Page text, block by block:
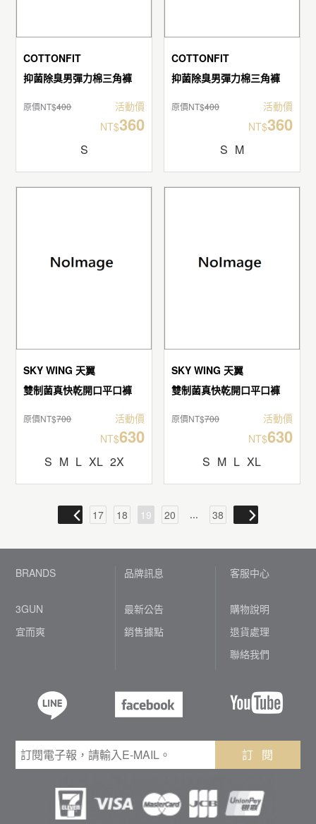
COTTONFIT
抑菌除臭男彈力棉三角褲
原價NT$400
活動價
NT$360
S
COTTONFIT
抑菌除臭男彈力棉三角褲
原價NT$400
活動價
NT$360
S M
SKY WING 天翼
雙制菌真快乾開口平口褲
原價NT$700
活動價
NT$630
S M L XL 2X
SKY WING 天翼
雙制菌真快乾開口平口褲
原價NT$700
活動價
NT$630
S M L XL
17 18 19 20 ... 38
BRANDS
3GUN
宜而爽
品牌訊息
最新公告
銷售據點
客服中心
購物說明
退貨處理
聯絡我們
訂 閱